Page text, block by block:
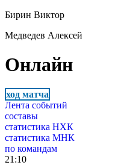
Бирин Виктор
Медведев Алексей
Онлайн
ход матча
Лента событий
составы
статистика НХК
статистика МНК
по командам
21:10